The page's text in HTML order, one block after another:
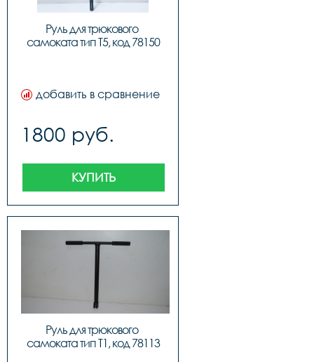
Руль для трюкового
самоката тип T5, код 78150
добавить в сравнение
1800 руб.
КУПИТЬ
Руль для трюкового
самоката тип T1, код 78113